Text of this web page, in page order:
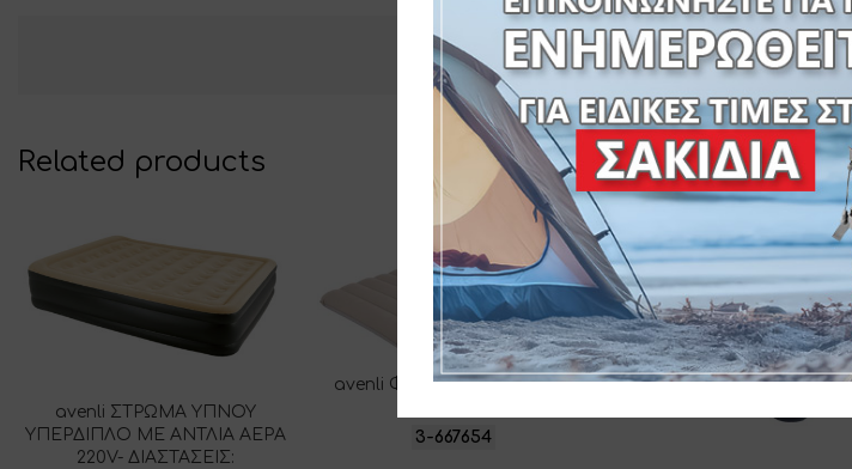
SKU:410-0340
Related products
avenli ΣΤΡΩΜΑ ΥΠΝΟΥ
ΥΠΕΡΔΙΠΛΟ ΜΕ ΑΝΤΛΙΑ ΑΕΡΑ
220V- ΔΙΑΣΤΑΣΕΙΣ:
avenli ΦΟΥΣΚΩΤΟ ΣΤΡΩΜΑ
3-667654